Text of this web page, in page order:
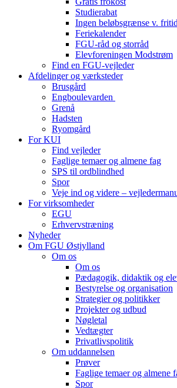
Studierabat
Ingen beløbsgrænse v.
Feriekalender
FGU-råd og storråd
Elevforeningen Modstrøm
Find en FGU-vejleder
Afdelinger og værksteder
Brusgård
Engboulevarden
Grenå
Hadsten
Ryomgård
For KUI
Find vejleder
Faglige temaer og almene fag
SPS til ordblindhed
Spor
Veje ind og videre –
For virksomheder
EGU
Erhvervstræning
Nyheder
Om FGU Østjylland
Om os
Om os
Pædagogik, didaktik og
Bestyrelse og organisation
Strategier og politikker
Projekter og udbud
Nøgletal
Vedtægter
Privatlivspolitik
Om uddannelsen
Prøver
Faglige temaer og almene
Spor